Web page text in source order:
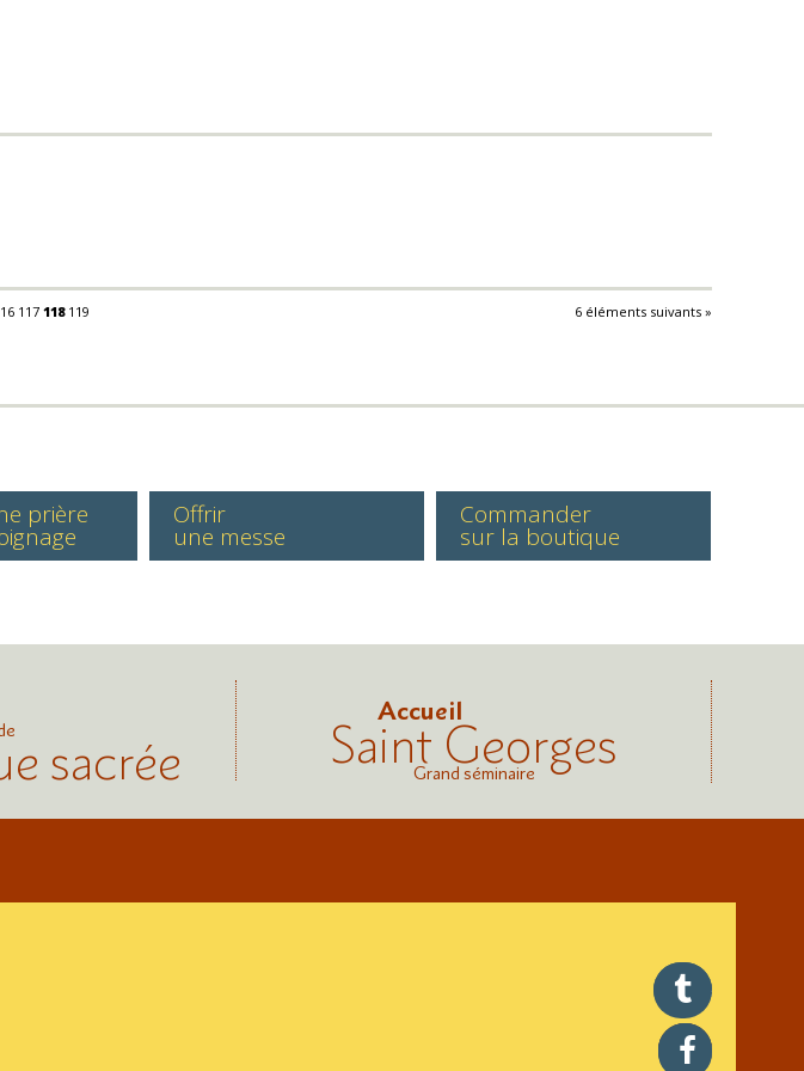
6 éléments suivants »
117 118 119
prière Offrir
une messe
Commander
sur la boutique
sacrée
Accueil
Saint Georges
Grand séminaire
twitter
facebook